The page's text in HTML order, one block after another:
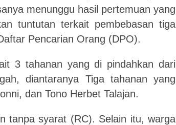
menunggu hasil pertemuan yang
tuntutan terkait pembebasan tiga
Pencarian Orang (DPO).
3 tahanan yang di pindahkan dari
diantaranya Tiga tahanan yang
dan Tono Herbet Talajan.
tanpa syarat (RC). Selain itu, warga